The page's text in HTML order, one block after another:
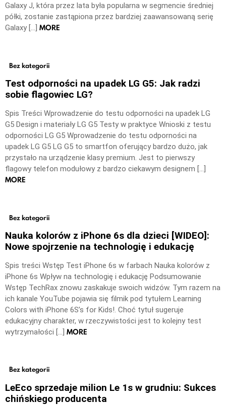
Galaxy J, która przez lata była popularna w segmencie średniej
półki, zostanie zastąpiona przez bardziej zaawansowaną serię
Galaxy […] MORE
Bez kategorii
Test odporności na upadek LG G5: Jak radzi
sobie flagowiec LG?
Spis Treści Wprowadzenie do testu odporności na upadek LG
G5 Design i materiały LG G5 Testy w praktyce Wnioski z testu
odporności LG G5 Wprowadzenie do testu odporności na
upadek LG G5 LG G5 to smartfon oferujący bardzo dużo, jak
przystało na urządzenie klasy premium. Jest to pierwszy
flagowy telefon modułowy z bardzo ciekawym designem […]
MORE
Bez kategorii
Nauka kolorów z iPhone 6s dla dzieci [WIDEO]:
Nowe spojrzenie na technologię i edukację
Spis treści Wstęp Test iPhone 6s w farbach Nauka kolorów z
iPhone 6s Wpływ na technologię i edukację Podsumowanie
Wstęp TechRax znowu zaskakuje swoich widzów. Tym razem na
ich kanale YouTube pojawia się filmik pod tytułem Learning
Colors with iPhone 6S’s for Kids!. Choć tytuł sugeruje
edukacyjny charakter, w rzeczywistości jest to kolejny test
wytrzymałości […] MORE
Bez kategorii
LeEco sprzedaje milion Le 1s w grudniu: Sukces
chińskiego producenta